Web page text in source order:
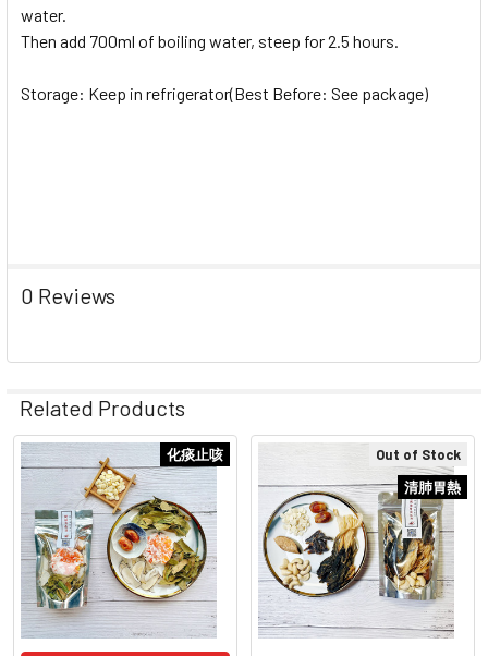
water.
Then add 700ml of boiling water, steep for 2.5 hours.
Storage: Keep in refrigerator(Best Before: See package)
0 Reviews
Related Products
Related
Products
化痰止咳
Out of Stock
清肺胃熱